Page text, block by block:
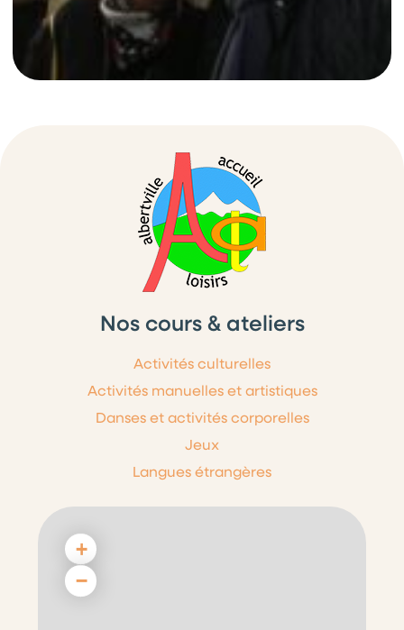
Nos cours & ateliers
Activités culturelles
Activités manuelles et artistiques
Danses et activités corporelles
Jeux
Langues étrangères
+
−